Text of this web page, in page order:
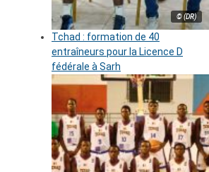
© (DR)
Tchad : formation de 40
entraîneurs pour la Licence D
fédérale à Sarh